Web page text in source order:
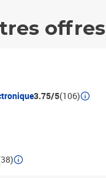
offres
3.75/5(106)